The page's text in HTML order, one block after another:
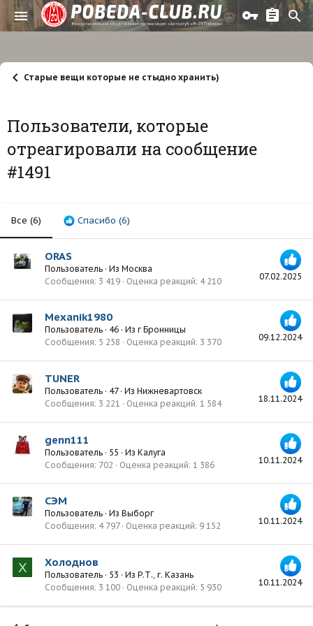
Старые вещи которые не стыдно хранить)
Пользователи, которые
отреагировали на сообщение
#1491
Все (6) Спасибо (6)
07.02.2025
ORAS
Пользователь · Из Москва
Сообщения 3 419 Оценка реакций 4 210
09.12.2024
Mexanik1980
Пользователь · 46 · Из г Бронницы
Сообщения 5 258 Оценка реакций 3 370
18.11.2024
TUNER
Пользователь · 47 · Из Нижневартовск
Сообщения 3 221 Оценка реакций 1 584
10.11.2024
genn111
Пользователь · 55 · Из Калуга
Сообщения 702 Оценка реакций 1 386
10.11.2024
СЭМ
Пользователь · Из Выборг
Сообщения 4 797 Оценка реакций 9 152
Х
10.11.2024
Холоднов
Пользователь · 53 · Из Р.Т., г. Казань
Сообщения 3 100 Оценка реакций 5 930